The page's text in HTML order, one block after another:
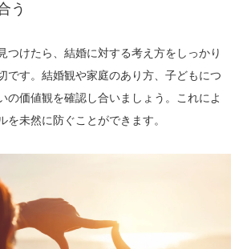
う
つけたら、結婚に対する考え方をしっかり
です。結婚観や家庭のあり方、子どもにつ
の価値観を確認し合いましょう。これによ
を未然に防ぐことができます。